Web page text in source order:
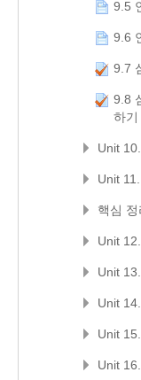
9.5
9.6
9.7
9.8
하기
Unit
Unit
핵심 정
Unit
Unit
Unit
Unit
Unit